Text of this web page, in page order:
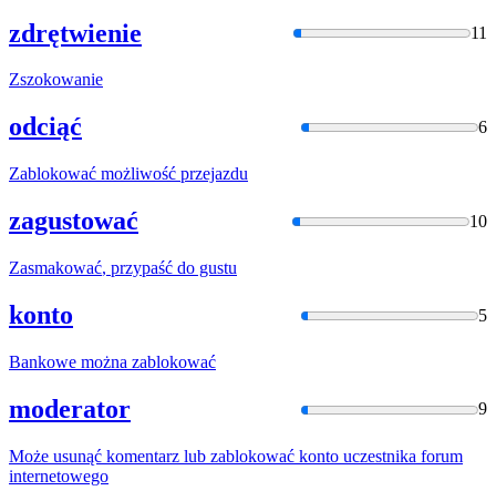
zdrętwienie 11
Zszokowanie
odciąć 6
Zablokować możliwość przejazdu
zagustować 10
Zasmakować, przypaść do gustu
konto 5
Bankowe można zablokować
moderator 9
Może usunąć komentarz lub zablokować konto uczestnika forum
internetowego